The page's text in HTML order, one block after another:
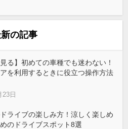
の記事
見る】初めての車種でも迷わない！
を利用するときに役立つ操作方法
23日
ライブの楽しみ方！涼しく楽しめ
のドライブスポット8選